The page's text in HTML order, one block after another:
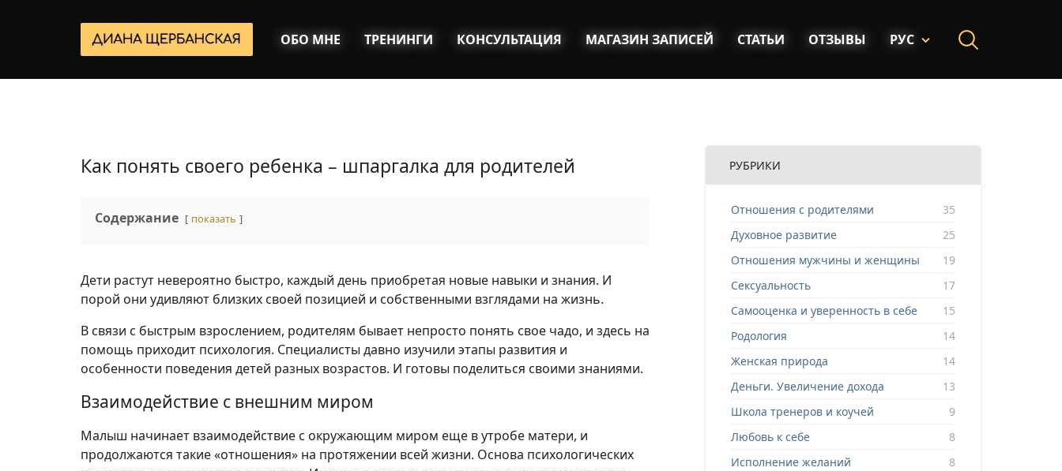
ОБО МНЕ ТРЕНИНГИ КОНСУЛЬТАЦИЯ МАГАЗИН ЗАПИСЕЙ СТАТЬИ ОТЗЫВЫ РУС
Как понять своего ребенка – шпаргалка для родителей
Содержание показать
Дети растут невероятно быстро, каждый день приобретая новые навыки и знания. И
порой они удивляют близких своей позицией и собственными взглядами на жизнь.
В связи с быстрым взрослением, родителям бывает непросто понять свое чадо, и здесь на
помощь приходит психология. Специалисты давно изучили этапы развития и
особенности поведения детей разных возрастов. И готовы поделиться своими знаниями.
Взаимодействие с внешним миром
Малыш начинает взаимодействие с окружающим миром еще в утробе матери, и
продолжаются такие «отношения» на протяжении всей жизни. Основа психологических
РУБРИКИ
Отношения с родителями
35
Духовное развитие
25
Отношения мужчины и женщины
19
Сексуальность
17
Самооценка и уверенность в себе
15
Родология
14
Женская природа
14
Деньги. Увеличение дохода
13
Школа тренеров и коучей
9
Любовь к себе
8
Исполнение желаний
8